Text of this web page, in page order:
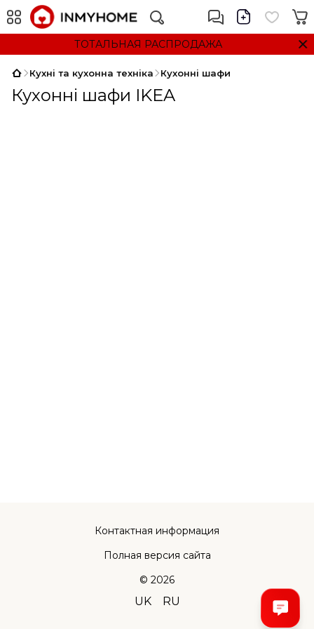
ТОТАЛЬНАЯ РАСПРОДАЖА
Кухні та кухонна техніка Кухонні шафи
Кухонні шафи IKEA
Контактная информация
Полная версия сайта
© 2026
UK RU